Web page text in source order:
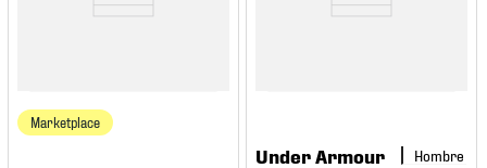
Marketplace
Under Armour Hombre